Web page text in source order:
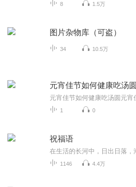
8 1.5万
图片杂物库（可盗）
34 10.5万
元宵佳节如何健康吃汤圆
1 0
祝福语
1146 4.4万